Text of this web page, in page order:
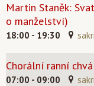
Martin Staněk:
o manželství)
18:00 - 19:30
Chorální ranní
07:00 - 09:00